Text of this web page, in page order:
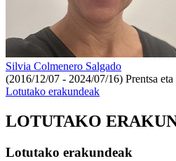
Silvia Colmenero Salgado
(2016/12/07 - 2024/07/16) Prentsa
Lotutako erakundeak
LOTUTAKO
Lotutako erakundeak